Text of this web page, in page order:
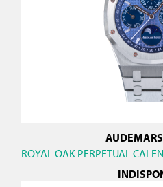
ROYAL OAK PERPETUAL